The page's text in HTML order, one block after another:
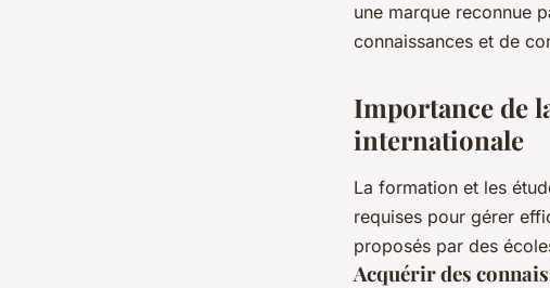
une marque reconnue
connaissances et de
Importance de
internationale
La formation et les
requises pour gérer
proposés par des
Acquérir des